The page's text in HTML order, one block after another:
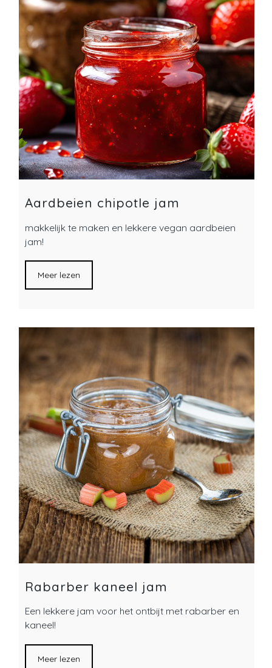
Aardbeien chipotle jam
makkelijk te maken en lekkere vegan aardbeien
jam!
Meer lezen
Rabarber kaneel jam
Een lekkere jam voor het ontbijt met rabarber en
kaneel!
Meer lezen